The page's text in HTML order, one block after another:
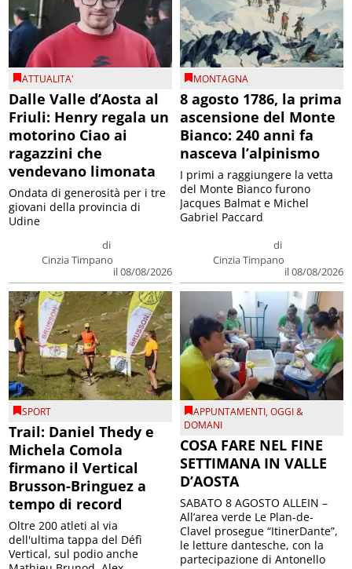
ATTUALITA'
Dalle Valle d’Aosta al
Friuli: Henry regala un
motorino Ciao ai
ragazzini che
vendevano limonata
di
Cinzia Timpano
il 08/08/2026
Ondata di generosità per i tre
giovani della provincia di
Udine
MONTAGNA
8 agosto 1786, la prima
ascensione del Monte
Bianco: 240 anni fa
nasceva l’alpinismo
di
Cinzia Timpano
il 08/08/2026
I primi a raggiungere la vetta
del Monte Bianco furono
Jacques Balmat e Michel
Gabriel Paccard
SPORT
Trail: Daniel Thedy e
Michela Comola
firmano il Vertical
Brusson-Bringuez a
tempo di record
Oltre 200 atleti al via
dell'ultima tappa del Défì
Vertical, sul podio anche
APPUNTAMENTI,OGGI &
DOMANI
COSA FARE NEL FINE
SETTIMANA IN VALLE
D’AOSTA
SABATO 8 AGOSTO ALLEIN –
All’area verde Le Plan-de-
Clavel prosegue “ItinerDante”,
le letture dantesche, con la
partecipazione di Antonello